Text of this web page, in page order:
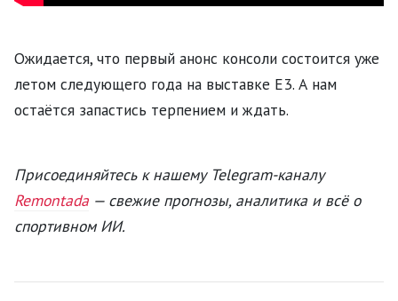
Ожидается, что первый анонс консоли состоится уже
летом следующего года на выставке E3. А нам
остаётся запастись терпением и ждать.
Присоединяйтесь к нашему Telegram-каналу
Remontada — свежие прогнозы, аналитика и всё о
спортивном ИИ.